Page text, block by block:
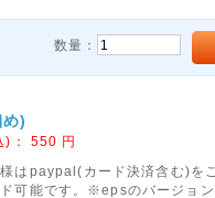
数量：
)
)： 550 円
はpaypal(カード決済含む)を
可能です。※epsのバージョ